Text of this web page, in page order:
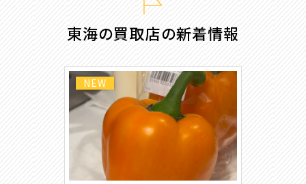
東海の買取店の新着情報
NEW